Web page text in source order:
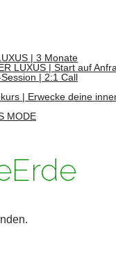
| 3 Monate
LUXUS | Start auf
| 2:1 Call
| Erwecke deine
MODE